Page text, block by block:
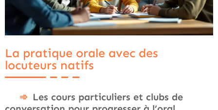
La pratique orale avec des
locuteurs natifs
Les cours particuliers et clubs de